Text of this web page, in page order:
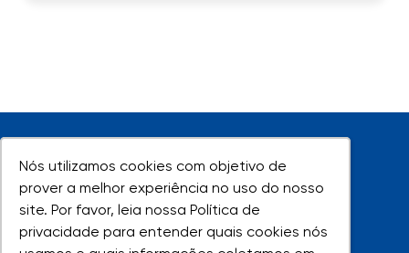
Nós utilizamos cookies com objetivo de
prover a melhor experiência no uso do nosso
site. Por favor, leia nossa Política de
privacidade para entender quais cookies nós
Nós utilizamos cookies com objetivo de
prover a melhor experiência no uso do nosso
site. Por favor, leia nossa Política de
privacidade para entender quais cookies nós
UNIVAP - Todos os direitos reservados